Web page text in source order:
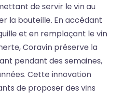
de servir le vin au
la bouteille. En accédant
et en remplaçant le vin
Coravin préserve la
pendant des semaines,
Cette innovation
de proposer des vins